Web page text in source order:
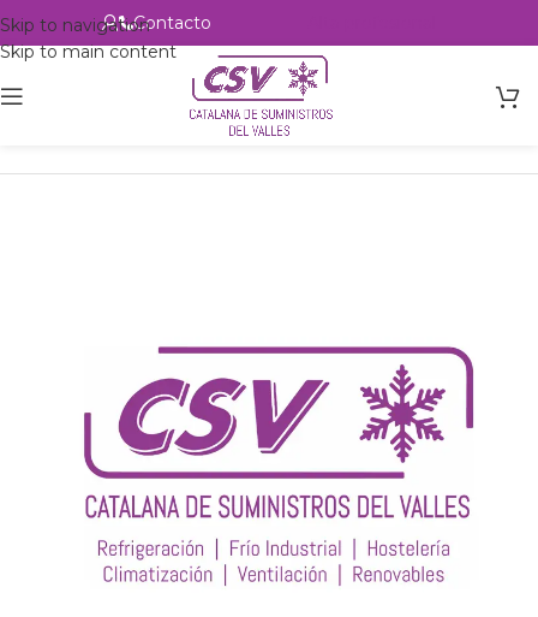
Skip to navigation
Skip to main content
Contacto
Intercambio